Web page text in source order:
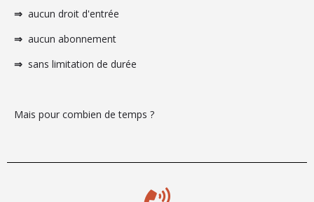
⇒ aucun droit d'entrée
⇒ aucun abonnement
⇒ sans limitation de durée
Mais pour combien de temps ?